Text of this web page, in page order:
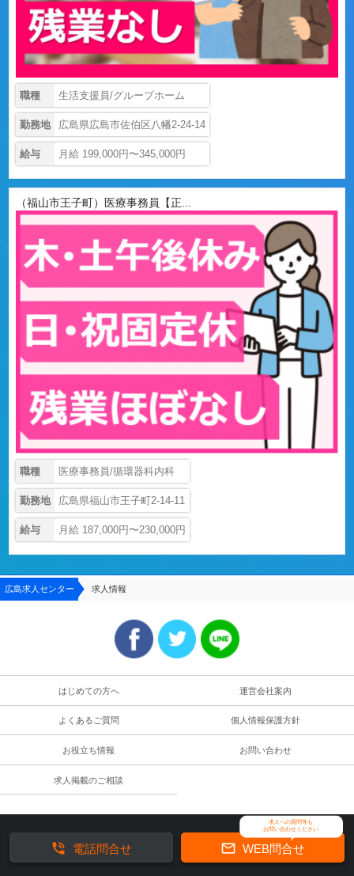
職種 生活支援員/グループホーム
勤務地 広島県広島市佐伯区八幡2-24-14
給与 月給 199,000円〜345,000円
（福山市王子町）医療事務員【正...
職種 医療事務員/循環器科内科
勤務地 広島県福山市王子町2-14-11
給与 月給 187,000円〜230,000円
広島求人センター 求人情報
はじめての方へ 運営会社案内
よくあるご質問 個人情報保護方針
お役立ち情報 お問い合わせ
求人掲載のご相談
求人への質問等も
お問い合わせください
 WEB問合せ
 電話問合せ